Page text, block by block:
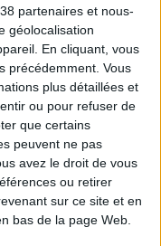
partenaires et nous-
géolocalisation
En cliquant, vous
précédemment. Vous
plus détaillées et
ou pour refuser de
que certains
peuvent ne pas
avez le droit de vous
ou retirer
sur ce site et en
bas de la page Web.
Voir tout
et de la
aident
(env. 2